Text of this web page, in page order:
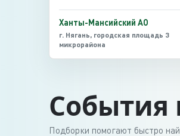
Ханты-Мансийский АО
г. Нягань, городская площадь 3
микрорайона
События
Подборки помогают быстро